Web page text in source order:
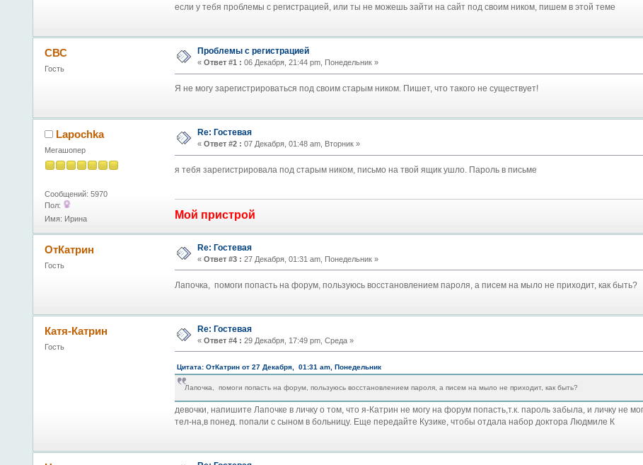
если у тебя проблемы с регистрацией, или ты не можешь зайти на сайт под своим ником, пишем в этой теме
СВС
Гость
Проблемы с регистрацией
« Ответ #1 : 06 Декабря, 21:44 pm, Понедельник »
Я не могу зарегистрироваться под своим старым ником. Пишет, что такого не существует!
Lapochka
Мегашопер
Сообщений: 5970
Пол:
Имя: Ирина
Re: Гостевая
« Ответ #2 : 07 Декабря, 01:48 am, Вторник »
я тебя зарегистрировала под старым ником, письмо на твой ящик ушло. Пароль в письме
Мой пристрой
ОтКатрин
Гость
Re: Гостевая
« Ответ #3 : 27 Декабря, 01:31 am, Понедельник »
Лапочка, помоги попасть на форум, пользуюсь восстановлением пароля, а писем на мыло не приходит, как быть?
Катя-Катрин
Гость
Re: Гостевая
« Ответ #4 : 29 Декабря, 17:49 pm, Среда »
Цитата: ОтКатрин от 27 Декабря, 01:31 am, Понедельник
Лапочка, помоги попасть на форум, пользуюсь восстановлением пароля, а писем на мыло не приходит, как быть?
девочки, напишите Лапочке в личку о том, что я-Катрин не могу на форум попасть,т.к. пароль забыла, и личку не
тел-на,в понед. попали с сыном в больницу. Еще передайте Кузике, чтобы отдала набор доктора Людмиле К